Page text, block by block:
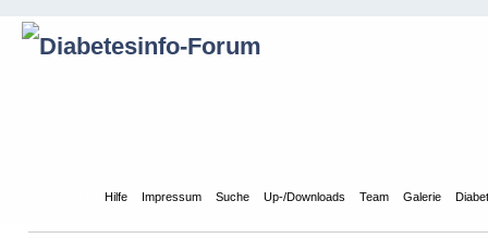
Hilfe Impressum Suche Up-/Downloads Team Galerie